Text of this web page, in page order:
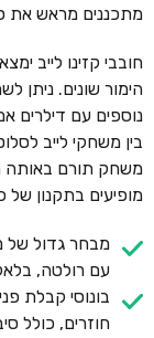
מתכננים מראש את
הימור שונים. ניתן
בין משחקי לייב
משחק תורם באותה
מופיעים בתקנון
מבחר גדול של
עם רולטה,
בונוסי קבלת
חוזרים, כולל